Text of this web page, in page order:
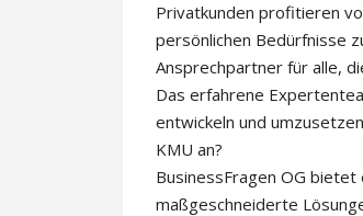
Privatkunden profitieren
persönlichen Bedürfnisse
Ansprechpartner für alle,
Das erfahrene
entwickeln und
KMU an?
BusinessFragen OG
maßgeschneiderte